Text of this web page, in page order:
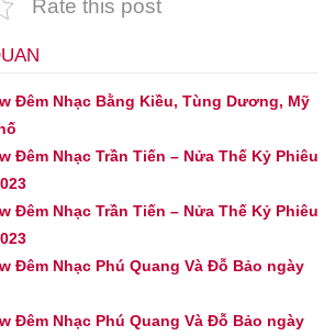
Rate this post
Đêm Nhạc Bằng Kiều, Tùng Dương, Mỹ
Đêm Nhạc Trần Tiến – Nửa Thế Kỷ Phiêu
Đêm Nhạc Trần Tiến – Nửa Thế Kỷ Phiêu
Đêm Nhạc Phú Quang Và Đỗ Bảo ngày
Đêm Nhạc Phú Quang Và Đỗ Bảo ngày